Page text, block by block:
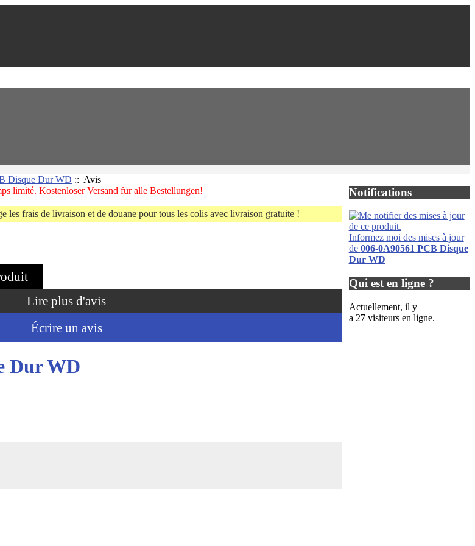
Disque Dur WD :: Avis
limité. Kostenloser Versand für alle Bestellungen!
les frais de livraison et de douane pour tous les colis avec livraison gratuite !
Lire plus d'avis
Écrire un avis
Dur WD
Notifications
Informez moi des mises à jour
de 006-0A90561 PCB Disque
Dur WD
Qui est en ligne ?
Actuellement, il y
a 27 visiteurs en ligne.